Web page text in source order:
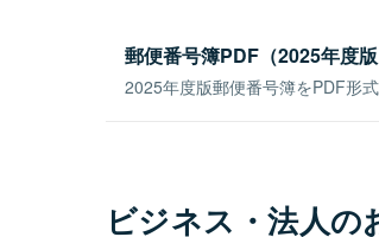
郵便番号簿PDF（2025年度版
2025年度版郵便番号簿をPDF形
ビジネス・法人の